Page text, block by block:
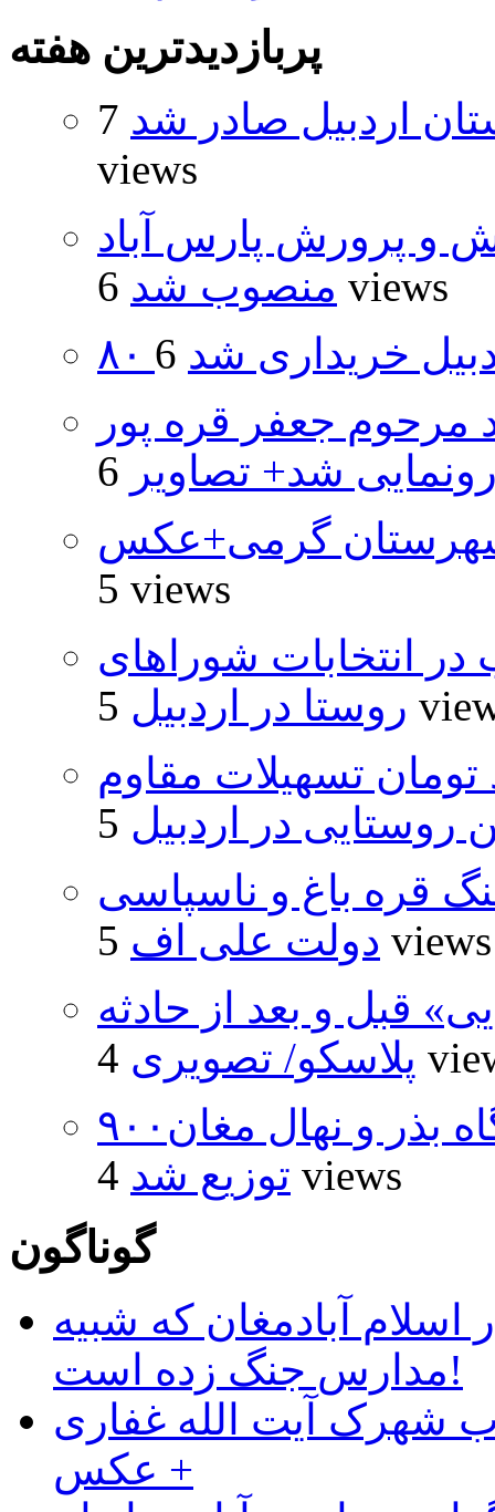
پربازدیدترین هفته
اردبیل صادر شد 7
views
و پرورش پارس آباد
منصوب شد 6 views
خریداری شد
مرحوم جعفر قره پور
شد+ تصاویر
گرمی+عکس
5 views
۵۰۰۰ داوطلب در انتخابات شوراهای
روستا در اردبیل 5
و ۴۸۰ میلیارد تومان تسهیلات مقاوم
در اردبیل
قره باغ و ناسپاسی
دولت علی اف 5 views
قبل و بعد از حادثه
پلاسکو/ تصویری 4
۹۰۰هزار اصله نهال توسط ایستگاه بذر و نهال مغان
توزیع شد 4 views
گوناگون
آبادمغان که شبیه
مدارس جنگ زده است!
شهرک آیت الله غفاری
+ عکس